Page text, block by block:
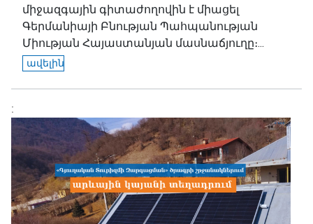
միջազգային գիտաժողովին է միացել
Գերմանիայի Բնության Պահպանության
Միության Հայաստանյան մասնաճյուղը։...
ավելին